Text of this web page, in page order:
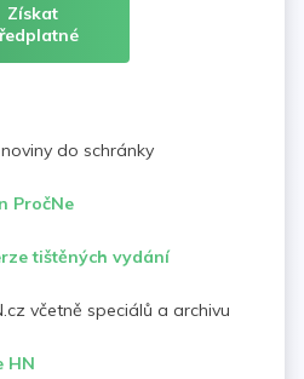
Získat
do schránky
PročNe
tištěných vydání
včetně speciálů a archivu
HN